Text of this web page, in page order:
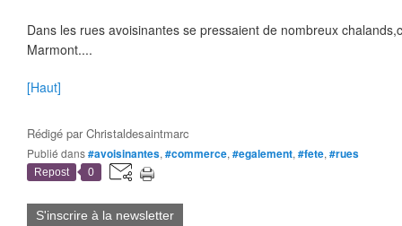
Dans les rues avoisinantes se pressaient de nombreux
Marmont....
[Haut]
Rédigé parChristaldesaintmarc
Publié dans#avoisinantes, #commerce, #egalement, #fete, #rues
Repost 0
S'inscrire à la newsletter